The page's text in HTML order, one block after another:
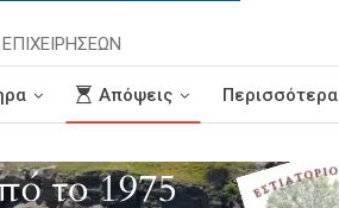
Απόψεις Περισσότερα